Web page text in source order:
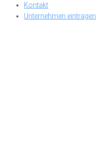
Kontakt
Unternehmen eintragen